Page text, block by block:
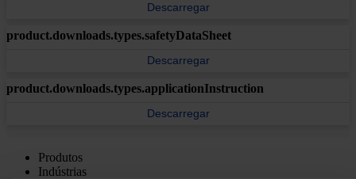
Descarregar
product.downloads.types.safetyDataSheet
Descarregar
product.downloads.types.applicationInstruction
Descarregar
Produtos
Indústrias